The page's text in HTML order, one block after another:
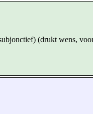
(drukt wens,